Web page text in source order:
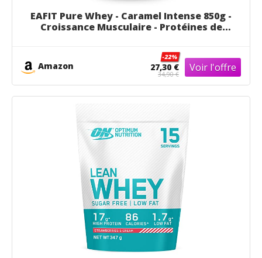
EAFIT Pure Whey - Caramel Intense 850g -
Croissance Musculaire - Protéines de
Aminés et des enzymes Digestives -
Complexe High Amino - Certifié Anti-
Amazon 27,30 €
-22%
34,90 €